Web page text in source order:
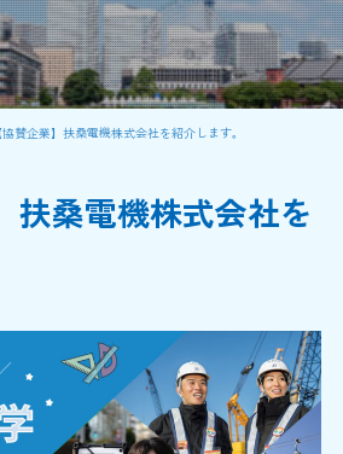
【協賛企業】扶桑電機株式会社を紹介します。
扶桑電機株式会社を